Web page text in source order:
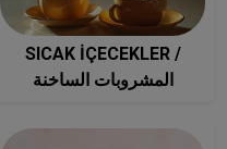
SICAK İÇECEKLER /
المشروبات الساخنة